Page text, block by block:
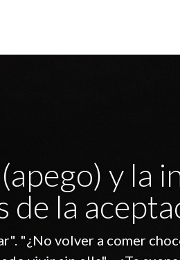
y la
de la
"¿No volver a comer